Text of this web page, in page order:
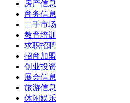
房产信息
商务信息
二手市场
教育培训
求职招聘
招商加盟
创业投资
展会信息
旅游信息
休闲娱乐